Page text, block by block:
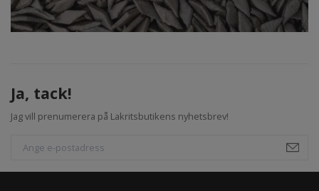
Ja, tack!
Jag vill prenumerera på Lakritsbutikens nyhetsbrev!